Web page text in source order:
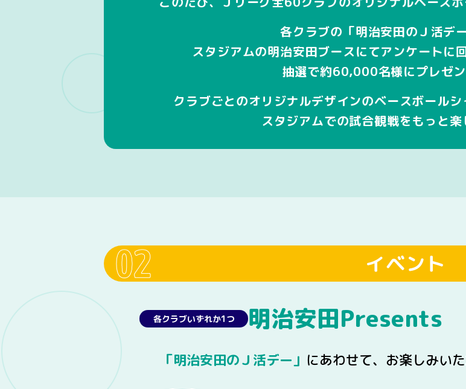
各クラブの「明治安田のＪ活デ
スタジアムの明治安田ブースにてアンケートに
抽選で約60,000名様にプレゼン
クラブごとのオリジナルデザインのベースボールシ
スタジアムでの試合観戦をもっと楽
イベント
各クラブいずれか1つ 明治安田Presents
「明治安田のＪ活デー」 にあわせて、お楽しみい